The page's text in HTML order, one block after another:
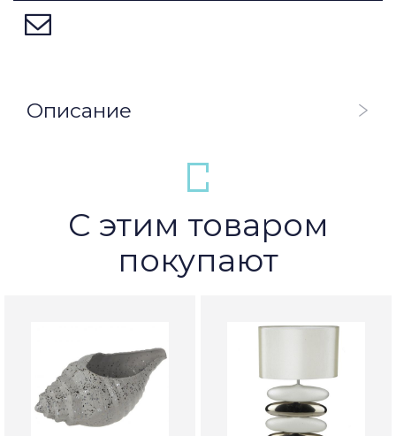
Описание
С этим товаром
покупают